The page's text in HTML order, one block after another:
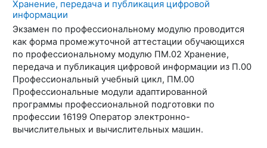
Хранение, передача и публикация цифровой
информации
Экзамен по профессиональному модулю проводится
как форма промежуточной аттестации обучающихся
по профессиональному модулю ПМ.02 Хранение,
передача и публикация цифровой информации из П.00
Профессиональный учебный цикл, ПМ.00
Профессиональные модули адаптированной
программы профессиональной подготовки по
профессии 16199 Оператор электронно-
вычислительных и вычислительных машин.